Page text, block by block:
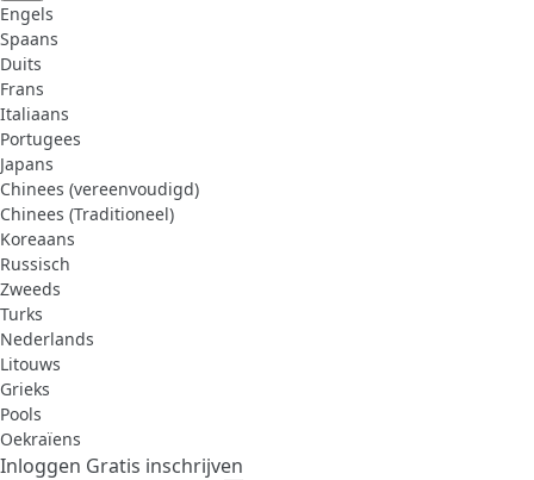
Engels
Spaans
Duits
Frans
Italiaans
Portugees
Japans
Chinees (vereenvoudigd)
Chinees (Traditioneel)
Koreaans
Russisch
Zweeds
Turks
Nederlands
Litouws
Grieks
Pools
Oekraïens
Inloggen Gratis inschrijven